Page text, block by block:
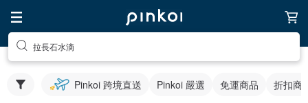
拉長石水滴
Pinkoi 跨境直送 Pinkoi 嚴選 免運商品 折扣商